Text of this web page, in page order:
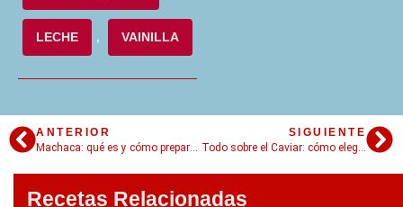
LECHE , VAINILLA
ANTERIOR
SIGUIENTE
Recetas Relacionadas